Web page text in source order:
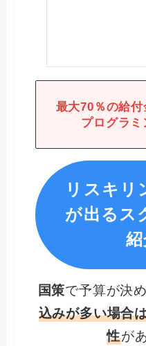
最大70％の給
プログラミ
リスキリ
が出るス
国策で予算が決
込みが多い場合
性が